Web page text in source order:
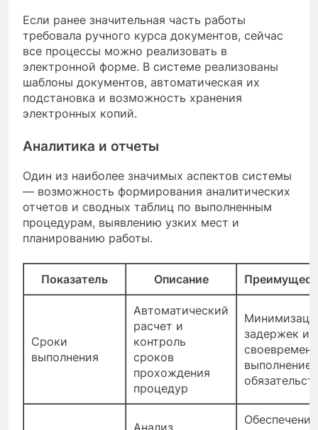
Если ранее значительная часть работы
требовала ручного курса документов, сейчас
все процессы можно реализовать в
электронной форме. В системе реализованы
шаблоны документов, автоматическая их
подстановка и возможность хранения
электронных копий.
Аналитика и отчеты
Один из наиболее значимых аспектов системы
— возможность формирования аналитических
отчетов и сводных таблиц по выполненным
процедурам, выявлению узких мест и
планированию работы.
Показатель Описание
Сроки
выполнения
Автоматический
расчет и
контроль
сроков
прохождения
процедур
задержек и
выполнение
Обеспечение